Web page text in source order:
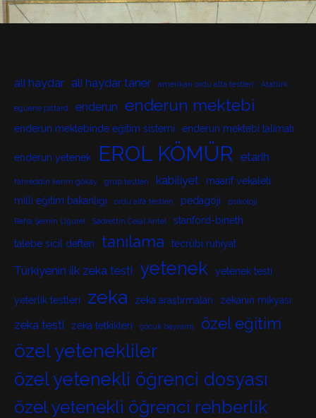
ali haydar ali haydar taner amerikan ordu alfa testleri Atatürk
eguene pittard enderun enderun mektebi
enderun mektebinde eğitim sistemi enderun mektebi talimatı
enderun yetenek EROL KÖMÜR etarih
fahreddin kerim gökay grup testleri kabiliyet
maarif vekaleti
milli eğitim bakanlığı
ordu alfa testleri pedagoji psikoloji
Refia Şemin Uğurel Sadrettin Celal Antel stanford-bineth
talebe sicil defteri tanılama tecrübi ruhiyat
Türkiyenin ilk zeka testi yetenek yetenek testi
yeterlik testleri zeka zeka araştırmaları zekanın mikyası
zeka testi zeka tetkikleri çocuk bayramı özel eğitim
özel yetenekliler
özel yetenekli öğrenci dosyası
özel yetenekli öğrenci rehberlik